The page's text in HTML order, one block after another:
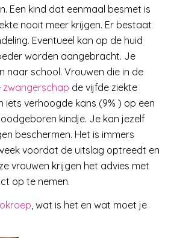
Een kind dat eenmaal besmet is
nooit meer krijgen. Er bestaat
Eventueel kan op de huid
worden aangebracht. Je
naar school. Vrouwen die in de
zwangerschap de vijfde ziekte
iets verhoogde kans (9% ) op een
kindje. Je kan jezelf
beschermen. Het is immers
voordat de uitslag optreedt en
vrouwen krijgen het advies met
op te nemen.
, wat is het en wat moet je